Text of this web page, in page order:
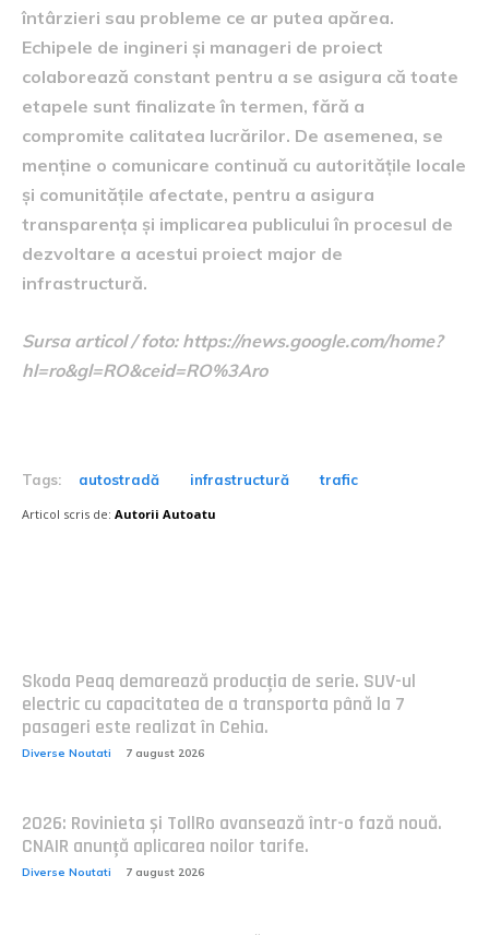
întârzieri sau probleme ce ar putea apărea.
Echipele de ingineri și manageri de proiect
colaborează constant pentru a se asigura că toate
etapele sunt finalizate în termen, fără a
compromite calitatea lucrărilor. De asemenea, se
menține o comunicare continuă cu autoritățile locale
și comunitățile afectate, pentru a asigura
transparența și implicarea publicului în procesul de
dezvoltare a acestui proiect major de
infrastructură.
Sursa articol / foto: https://news.google.com/home?
hl=ro&gl=RO&ceid=RO%3Aro
Tags: autostradă infrastructură trafic
Articol scris de: Autorii Autoatu
Skoda Peaq demarează producția de serie. SUV-ul
electric cu capacitatea de a transporta până la 7
pasageri este realizat în Cehia.
Diverse Noutati 7 august 2026
2026: Rovinieta și TollRo avansează într-o fază nouă.
CNAIR anunță aplicarea noilor tarife.
Diverse Noutati 7 august 2026